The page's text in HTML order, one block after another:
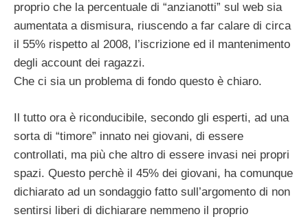
proprio che la percentuale di “anzianotti” sul web sia
aumentata a dismisura, riuscendo a far calare di circa
il 55% rispetto al 2008, l’iscrizione ed il mantenimento
degli account dei ragazzi.
Che ci sia un problema di fondo questo è chiaro.
Il tutto ora è riconducibile, secondo gli esperti, ad una
sorta di “timore” innato nei giovani, di essere
controllati, ma più che altro di essere invasi nei propri
spazi. Questo perchè il 45% dei giovani, ha comunque
dichiarato ad un sondaggio fatto sull’argomento di non
sentirsi liberi di dichiarare nemmeno il proprio